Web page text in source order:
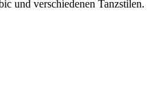
und verschiedenen Tanzstilen.